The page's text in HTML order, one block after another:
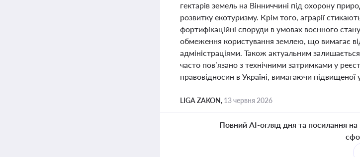
гектарів земель на Вінниччині під охорону
розвитку екотуризму. Крім того, аграрії
фортифікаційні споруди в умовах воєнного
обмеження користування землею, що вимагає від
адміністраціями. Також актуальним
часто пов’язано з технічними затримками у
правовідносин в Україні, вимагаючи
LIGA ZAKON, 13 червня 2026
Повний AI-огляд дня та посилання на